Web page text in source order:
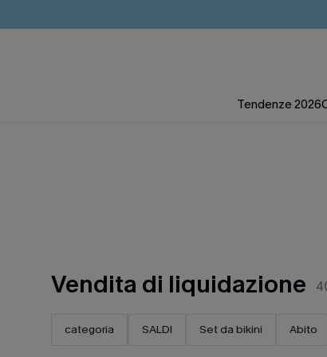
Tendenze 2026
Vendita di liquidazione
categoria SALDI Set da bikini Abito